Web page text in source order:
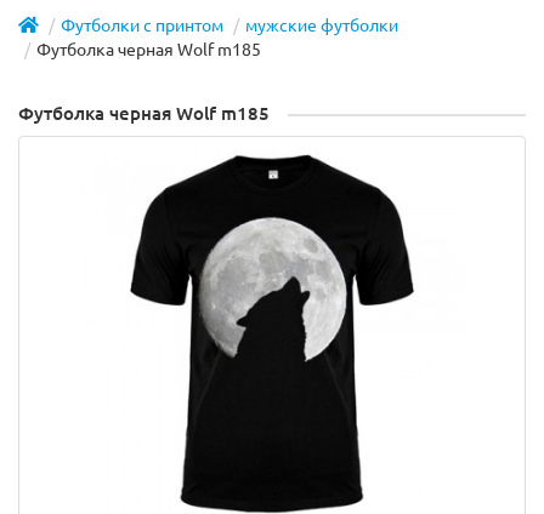
Футболки с принтом
мужские футболки
Футболка черная Wolf m185
Футболка черная Wolf m185